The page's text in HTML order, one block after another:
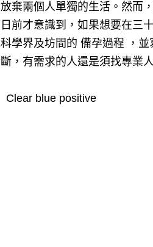
棄兩個人單獨的生活。 然而
前才意識到，如果想要在三
學界及坊間的 備孕過程 ，並
，有需求的人還是須找專業